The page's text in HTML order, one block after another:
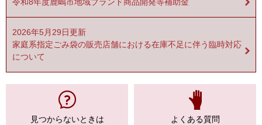
2026年5月29日更新
家庭系指定ごみ袋の販売店舗における在庫不足に伴う臨時対応
について
見つからないときは よくある質問